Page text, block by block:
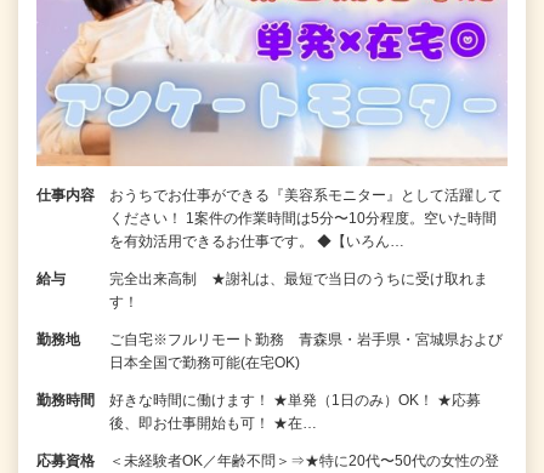
仕事内容
おうちでお仕事ができる『美容系モニター』として活躍して
ください！ 1案件の作業時間は5分〜10分程度。空いた時間
を有効活用できるお仕事です。 ◆【いろん…
給与
完全出来高制 ★謝礼は、最短で当日のうちに受け取れま
す！
勤務地
ご自宅※フルリモート勤務 青森県・岩手県・宮城県および
日本全国で勤務可能(在宅OK)
勤務時間
好きな時間に働けます！ ★単発（1日のみ）OK！ ★応募
後、即お仕事開始も可！ ★在…
応募資格
＜未経験者OK／年齢不問＞⇒★特に20代〜50代の女性の登